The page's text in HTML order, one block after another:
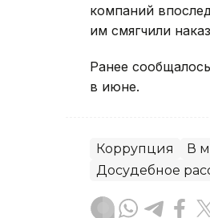
компаний
им смягчили
Ранее
в июне.
Коррупция В
Досудебное